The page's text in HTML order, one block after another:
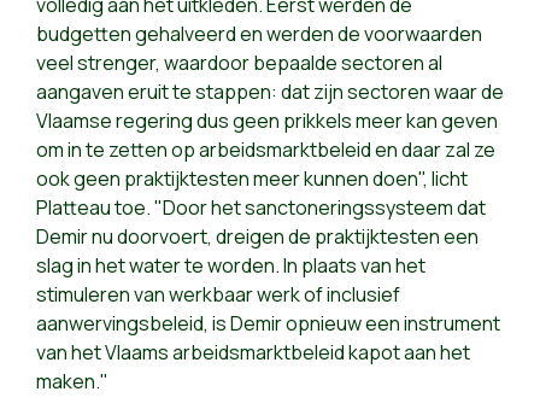
budgetten gehalveerd en werden de voorwaarden
veel strenger, waardoor bepaalde sectoren al
aangaven eruit te stappen: dat zijn sectoren waar de
Vlaamse regering dus geen prikkels meer kan geven
om in te zetten op arbeidsmarktbeleid en daar zal ze
ook geen praktijktesten meer kunnen doen", licht
Platteau toe. "Door het sanctoneringssysteem dat
Demir nu doorvoert, dreigen de praktijktesten een
slag in het water te worden. In plaats van het
stimuleren van werkbaar werk of inclusief
aanwervingsbeleid, is Demir opnieuw een instrument
van het Vlaams arbeidsmarktbeleid kapot aan het
maken."